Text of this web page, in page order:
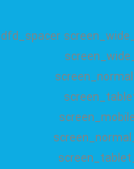
[dfd_spacer